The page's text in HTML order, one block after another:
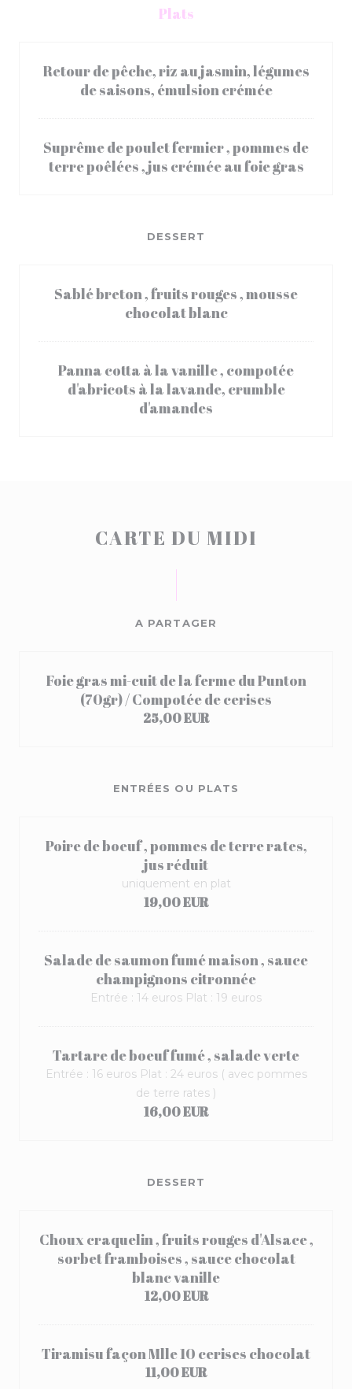
Plats
Retour de pêche, riz au jasmin, légumes
de saisons, émulsion crémée
Suprême de poulet fermier , pommes de
terre poêlées , jus crémée au foie gras
DESSERT
Sablé breton , fruits rouges , mousse
chocolat blanc
Panna cotta à la vanille , compotée
d'abricots à la lavande, crumble
d'amandes
CARTE DU MIDI
A PARTAGER
Foie gras mi-cuit de la ferme du Punton
(70gr) / Compotée de cerises
25,00 EUR
ENTRÉES OU PLATS
Poire de boeuf , pommes de terre rates,
jus réduit
uniquement en plat
19,00 EUR
Salade de saumon fumé maison , sauce
champignons citronnée
Entrée : 14 euros Plat : 19 euros
Tartare de boeuf fumé , salade verte
Entrée : 16 euros Plat : 24 euros ( avec pommes
de terre rates )
16,00 EUR
DESSERT
Choux craquelin , fruits rouges d'Alsace ,
sorbet framboises , sauce chocolat
blanc vanille
12,00 EUR
Tiramisu façon Mlle 10 cerises chocolat
11,00 EUR